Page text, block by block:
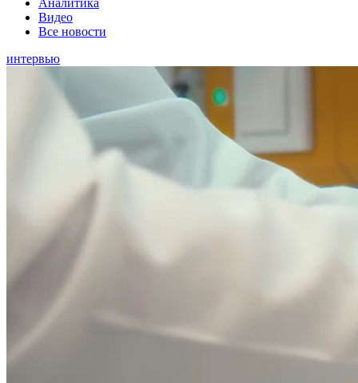
Видео
Все новости
интервью